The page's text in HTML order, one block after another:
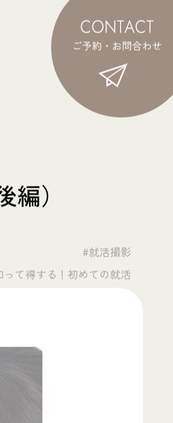
）
#就活撮影
って得する！初めての就活